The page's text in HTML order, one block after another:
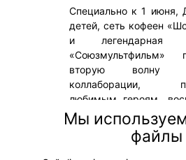
Специально к 1 июня,
детей, сеть кофеен
и легендарная
«Союзмультфильм»
вторую волну
коллаборации,
любимым героям,
и вкусам детства.
приурочен к двум
90-летию
62-летию
Мы
файлы